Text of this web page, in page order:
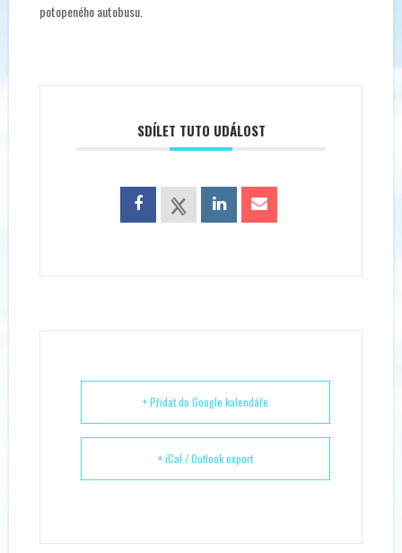
potopeného autobusu.
SDÍLET TUTO UDÁLOST
+ Přidat do Google kalendáře
+ iCal / Outlook export